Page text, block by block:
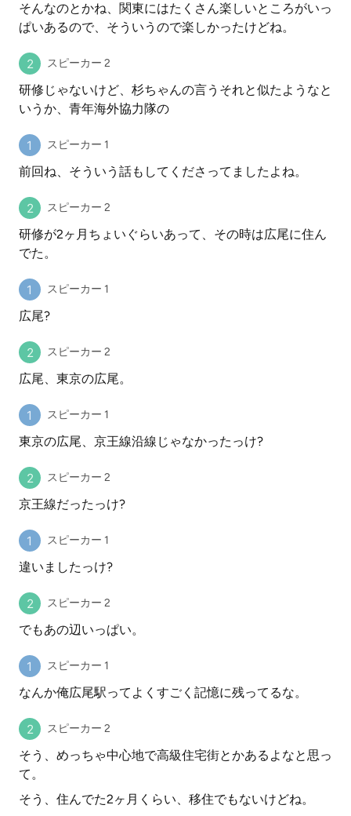
そんなのとかね、関東にはたくさん楽しいところがいっ
ぱいあるので、そういうので楽しかったけどね。
スピーカー 2
研修じゃないけど、杉ちゃんの言うそれと似たようなと
いうか、青年海外協力隊の
スピーカー 1
前回ね、そういう話もしてくださってましたよね。
スピーカー 2
研修が2ヶ月ちょいぐらいあって、その時は広尾に住ん
でた。
スピーカー 1
広尾?
スピーカー 2
広尾、東京の広尾。
スピーカー 1
東京の広尾、京王線沿線じゃなかったっけ?
スピーカー 2
京王線だったっけ?
スピーカー 1
違いましたっけ?
スピーカー 2
でもあの辺いっぱい。
スピーカー 1
なんか俺広尾駅ってよくすごく記憶に残ってるな。
スピーカー 2
そう、めっちゃ中心地で高級住宅街とかあるよなと思っ
て。
そう、住んでた2ヶ月くらい、移住でもないけどね。